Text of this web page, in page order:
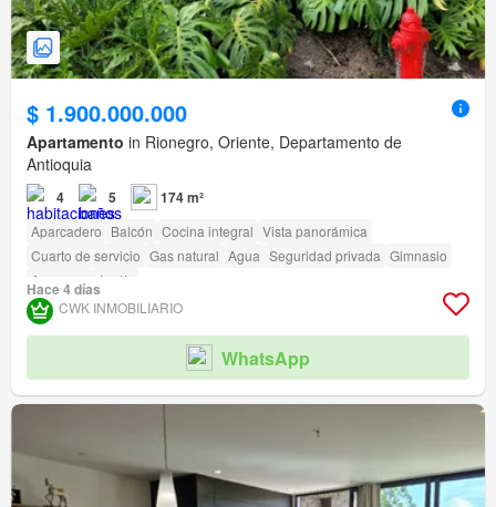
$ 1.900.000.000
Apartamento in Rionegro, Oriente, Departamento de
Antioquia
4 5 174 m²
Aparcadero Balcón Cocina integral Vista panorámica
Cuarto de servicio Gas natural Agua Seguridad privada Gimnasio
Ascensor
Jardín
Hace 4 días
CWK INMOBILIARIO
WhatsApp